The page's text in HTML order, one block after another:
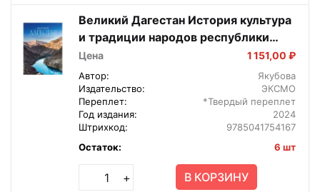
Великий Дагестан История культура
и традиции народов республики
Подар изд
Цена 1 151,00 ₽
Автор:
Якубова
Издательство:
ЭКСМО
Переплет:
*Твердый переплет
Год издания:
2024
Штрихкод:
9785041754167
Остаток:
6 шт
+ В КОРЗИНУ